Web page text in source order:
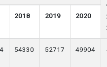
2018 2019 2020
54330 52717 49904